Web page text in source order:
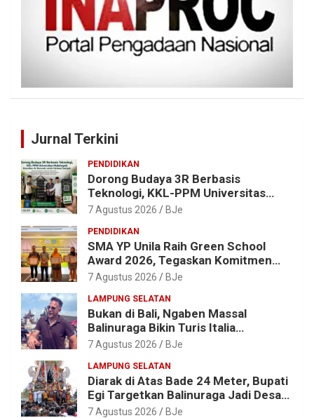
Jurnal Terkini
PENDIDIKAN
Dorong Budaya 3R Berbasis
Teknologi, KKL-PPM Universitas
Malahayati Kenalkan AI Barcode
7 Agustus 2026 BJe
PENDIDIKAN
SMA YP Unila Raih Green School
Award 2026, Tegaskan Komitmen
Wujudkan Sekolah Ramah
7 Agustus 2026 BJe
LAMPUNG SELATAN
Bukan di Bali, Ngaben Massal
Balinuraga Bikin Turis Italia
Terpukau, Puluhan Ribu Orang Ikut
7 Agustus 2026 BJe
LAMPUNG SELATAN
Diarak di Atas Bade 24 Meter, Bupati
Egi Targetkan Balinuraga Jadi Desa
Wisata Budaya 2027
7 Agustus 2026 BJe